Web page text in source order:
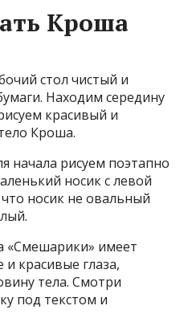
Кроша
стол чистый и
Находим середину
красивый и
Кроша.
начала рисуем поэтапно
носик с левой
носик не овальный
«Смешарики» имеет
красивые глаза,
тела. Смотри
под текстом и